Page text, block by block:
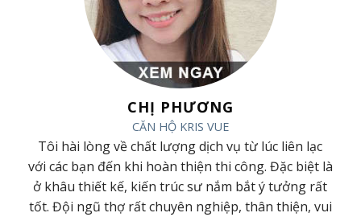
CHỊ PHƯƠNG
CĂN HỘ KRIS VUE
Tôi hài lòng về chất lượng dịch vụ từ lúc liên lạc
với các bạn đến khi hoàn thiện thi công. Đặc biệt là
ở khâu thiết kế, kiến trúc sư nắm bắt ý tưởng rất
tốt. Đội ngũ thợ rất chuyên nghiệp, thân thiện, vui